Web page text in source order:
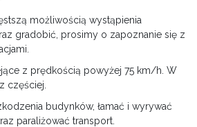
możliwością wystąpienia
gradobić, prosimy o zapoznanie się z
z prędkością powyżej 75 km/h. W
częściej.
budynków, łamać i wyrywać
paraliżować transport.